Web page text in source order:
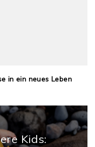
in ein neues Leben
Kids: